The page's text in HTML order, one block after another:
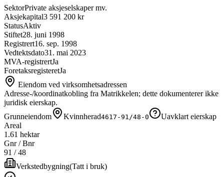
SektorPrivate aksjeselskaper mv.
Aksjekapital3 591 200 kr
StatusAktiv
Stiftet28. juni 1998
Registrert16. sep. 1998
Vedtektsdato31. mai 2023
MVA-registrertJa
ForetaksregisteretJa
Eiendom ved virksomhetsadressen
Adresse-/koordinatkobling fra Matrikkelen; dette dokumenterer ikke
juridisk eierskap.
Grunneiendom
Kvinnherad4617-91/48-0
Uavklart eierskap
Areal
1.61 hektar
Gnr / Bnr
91 /48
Verkstedbygning(Tatt i bruk)